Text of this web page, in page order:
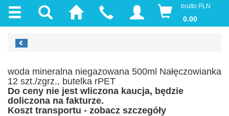
brutto PLN
0.00
woda mineralna niegazowana 500ml Nałęczowianka
12 szt./zgrz., butelka rPET
Do ceny nie jest wliczona kaucja, będzie
doliczona na fakturze.
Koszt transportu - zobacz szczegóły